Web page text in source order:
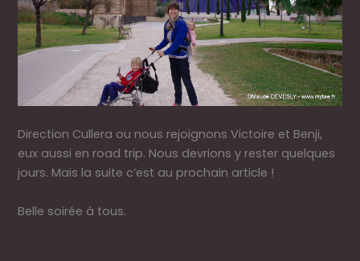
Direction Cullera ou nous rejoignons Victoire et Benji,
eux aussi en road trip. Nous devrions y rester quelques
jours. Mais la suite c’est au prochain article !
Belle soirée à tous.